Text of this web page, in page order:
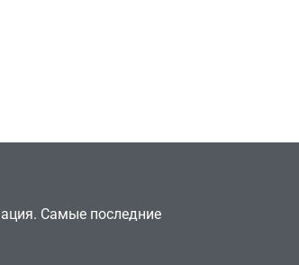
Самые последние